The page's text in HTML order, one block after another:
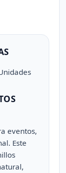
eventos,
Este